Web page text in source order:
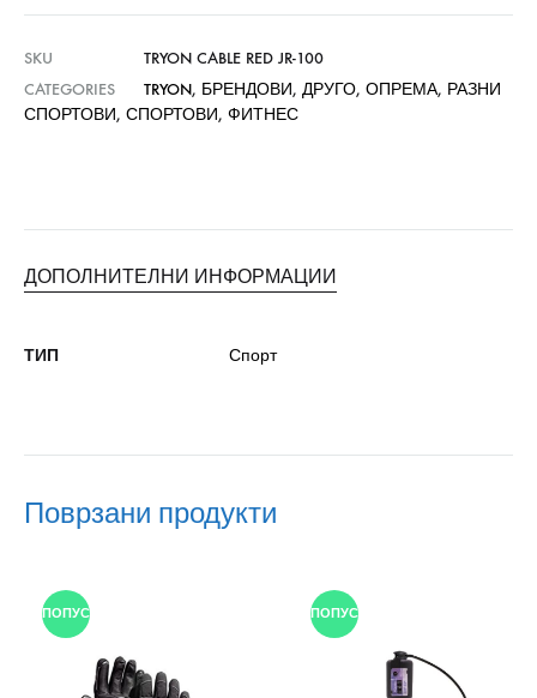
SKU
TRYON CABLE RED JR-100
CATEGORIES
TRYON, БРЕНДОВИ, ДРУГО, ОПРЕМА, РАЗНИ
СПОРТОВИ, СПОРТОВИ, ФИТНЕС
ДОПОЛНИТЕЛНИ ИНФОРМАЦИИ
ТИП Спорт
Поврзани продукти
ПОПУСТ ПОПУСТ